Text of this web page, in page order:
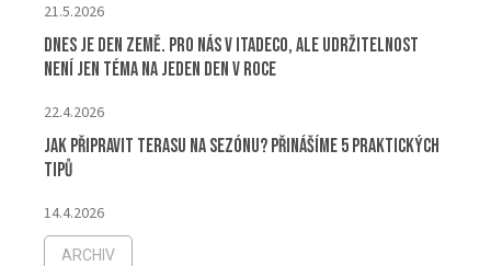
21.5.2026
Dnes je Den Země. Pro nás v ITADECO, ale udržitelnost
není jen téma na jeden den v roce
22.4.2026
Jak připravit terasu na sezónu? Přinášíme 5 praktických
tipů
14.4.2026
ARCHIV